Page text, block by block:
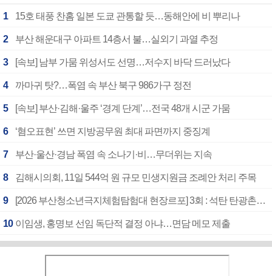
1 15호 태풍 찬홈 일본 도쿄 관통할 듯…동해안에 비 뿌리나
2 부산 해운대구 아파트 14층서 불…실외기 과열 추정
3 [속보] 남부 가뭄 위성서도 선명…저수지 바닥 드러났다
4 까마귀 탓?…폭염 속 부산 북구 986가구 정전
5 [속보] 부산·김해·울주 ‘경계 단계’…전국 48개 시군 가뭄
6 ‘혐오표현’ 쓰면 지방공무원 최대 파면까지 중징계
7 부산·울산·경남 폭염 속 소나기·비…무더위는 지속
8 김해시의회, 11일 544억 원 규모 민생지원금 조례안 처리 주목
9 [2026 부산청소년극지체험탐험대 현장르포] 3회 : 석탄 탄광촌에서 북극 연구의 중심지로
10 이임생, 홍명보 선임 독단적 결정 아냐…면담 메모 제출